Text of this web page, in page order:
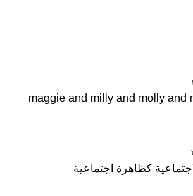
كظاهرة اجتماعية